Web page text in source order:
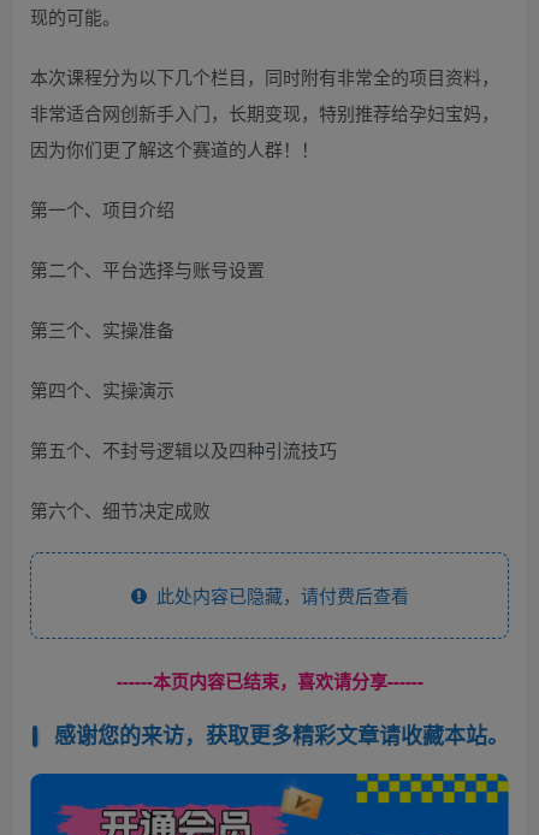
现的可能。
本次课程分为以下几个栏目，同时附有非常全的项目资料，
非常适合网创新手入门，长期变现，特别推荐给孕妇宝妈，
因为你们更了解这个赛道的人群！！
第一个、项目介绍
第二个、平台选择与账号设置
第三个、实操准备
第四个、实操演示
第五个、不封号逻辑以及四种引流技巧
第六个、细节决定成败
此处内容已隐藏，请付费后查看
------本页内容已结束，喜欢请分享------
感谢您的来访，获取更多精彩文章请收藏本站。